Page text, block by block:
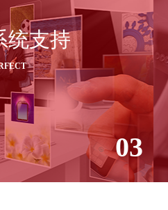
善的系统和软件
持
统支持
03
SYSTEM AND
SUPPORT